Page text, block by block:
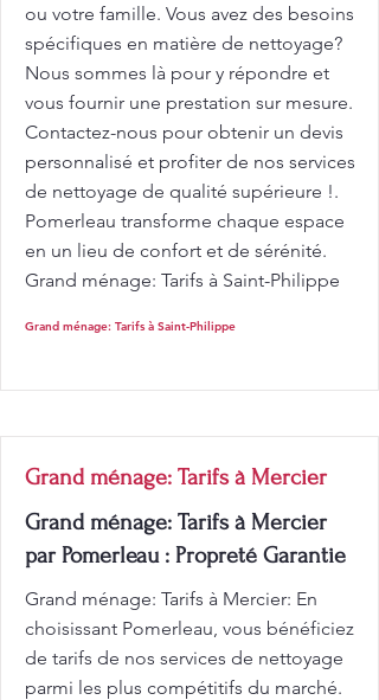
ou votre famille. Vous avez des besoins
spécifiques en matière de nettoyage?
Nous sommes là pour y répondre et
vous fournir une prestation sur mesure.
Contactez-nous pour obtenir un devis
personnalisé et profiter de nos services
de nettoyage de qualité supérieure !.
Pomerleau transforme chaque espace
en un lieu de confort et de sérénité.
Grand ménage: Tarifs à Saint-Philippe
Grand ménage: Tarifs à Saint-Philippe
Grand ménage: Tarifs à Mercier
Grand ménage: Tarifs à Mercier
par Pomerleau : Propreté Garantie
Grand ménage: Tarifs à Mercier: En
choisissant Pomerleau, vous bénéficiez
de tarifs de nos services de nettoyage
parmi les plus compétitifs du marché.